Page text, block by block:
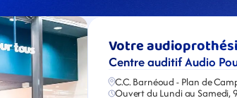
Votre
Centre auditif Audio
C.C. Barnéoud - Plan de
Ouvert du Lundi au Samedi,